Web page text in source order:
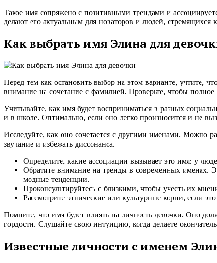
Такое имя сопряжено с позитивными трендами и
делают его актуальным для новаторов и людей, стремящихся
Как выбрать имя Элина для
Перед тем как остановить выбор на этом варианте, учтите,
внимание на сочетание с фамилией. Проверьте, чтобы
Учитывайте, как имя будет восприниматься в разных
и в школе. Оптимально, если оно легко произносится и не
Исследуйте, как оно сочетается с другими именами. Можно
звучание и избежать диссонанса.
Определите, какие ассоциации вызывает это имя: у
Обратите внимание на тренды в современных именах.
модные тенденции.
Проконсультируйтесь с близкими, чтобы учесть их
Рассмотрите этнические или культурные корни, если
Помните, что имя будет влиять на личность девочки. Оно
гордости. Слушайте свою интуицию, когда делаете
Известные личности с именем